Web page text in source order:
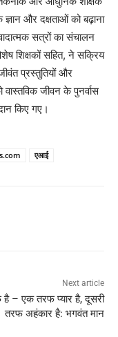
और दक्षताओं को बढ़ाना
सत्रों का संचालन
शिक्षकों सहित, ने सक्रिय
प्रस्तुतियों और
वास्तविक जीवन के पुनर्वास
किए गए।
एआई
Next article
है – एक तरफ प्यार है, दूसरी
तरफ अहंकार है: भगवंत मान